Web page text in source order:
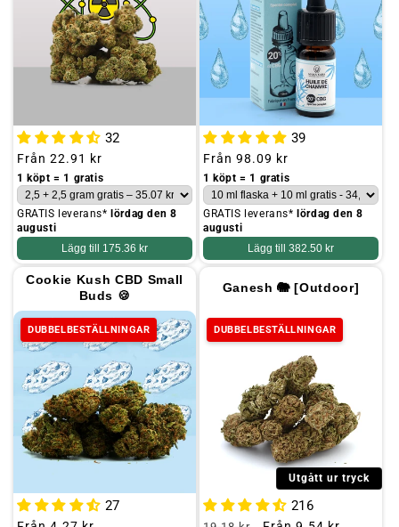
32
Ordinarie
pris
Från 22.91 kr
1 köpt = 1 gratis
GRATIS leverans* lördag den 8
augusti
Lägg till 175.36 kr
39
Ordinarie
pris
Från 98.09 kr
1 köpt = 1 gratis
GRATIS leverans* lördag den 8
augusti
Lägg till 382.50 kr
Cookie Kush CBD Small
Buds 🍪
DUBBELBESTÄLLNINGAR
27
Ganesh 🐘 [Outdoor]
DUBBELBESTÄLLNINGAR
Utgått ur tryck
216